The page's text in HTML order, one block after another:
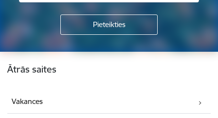
Kājene
Ātrās saites
Vakances